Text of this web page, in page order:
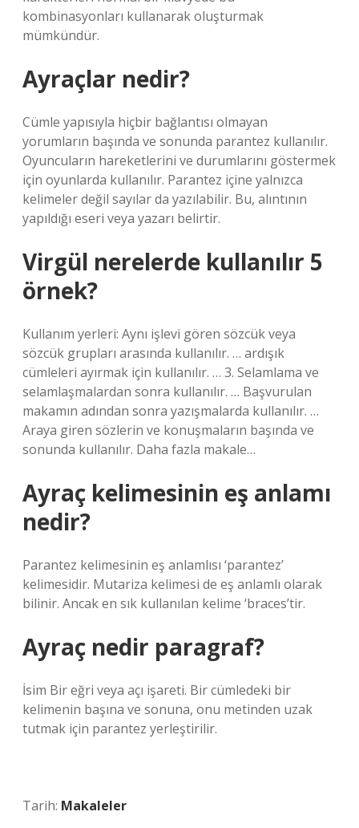
kombinasyonları kullanarak oluşturmak
mümkündür.
Ayraçlar nedir?
Cümle yapısıyla hiçbir bağlantısı olmayan
yorumların başında ve sonunda parantez kullanılır.
Oyuncuların hareketlerini ve durumlarını göstermek
için oyunlarda kullanılır. Parantez içine yalnızca
kelimeler değil sayılar da yazılabilir. Bu, alıntının
yapıldığı eseri veya yazarı belirtir.
Virgül nerelerde kullanılır 5
örnek?
Kullanım yerleri: Aynı işlevi gören sözcük veya
sözcük grupları arasında kullanılır. … ardışık
cümleleri ayırmak için kullanılır. … 3. Selamlama ve
selamlaşmalardan sonra kullanılır. … Başvurulan
makamın adından sonra yazışmalarda kullanılır. …
Araya giren sözlerin ve konuşmaların başında ve
sonunda kullanılır. Daha fazla makale…
Ayraç kelimesinin eş anlamı
nedir?
Parantez kelimesinin eş anlamlısı ‘parantez’
kelimesidir. Mutariza kelimesi de eş anlamlı olarak
bilinir. Ancak en sık kullanılan kelime ‘braces’tir.
Ayraç nedir paragraf?
İsim Bir eğri veya açı işareti. Bir cümledeki bir
kelimenin başına ve sonuna, onu metinden uzak
tutmak için parantez yerleştirilir.
Tarih: Makaleler